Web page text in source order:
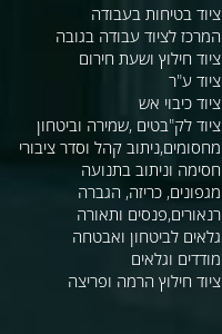
ציוד בטיחות בעבודה
המרכז לציוד עבודה בגובה
ציוד חילוץ ושעת חירום
ציוד ע"ר
ציוד כיבוי אש
ציוד לק"בטים ,שמירה וביטחון
מחסומים,ניתוב קהל וסדר ציבורי
חסימה וניתוב בתנועה
מגפונים, כריזה, הגברה
רנאורים,פנסים ותאורה
גלאים לביטחון ואבטחה
מודדים וגלאים
ציוד חילוץ הרמה ופריצה